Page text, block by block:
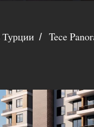
/ Tece